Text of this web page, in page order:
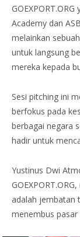
Academy dan
melainkan
untuk langsung
mereka kepada
Sesi pitching ini
berfokus pada
berbagai negara
hadir untuk
Yustinus Dwi
adalah jembatan
menembus pasar